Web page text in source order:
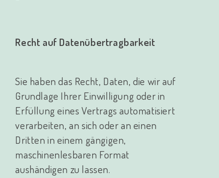
Recht auf Datenübertragbarkeit
Sie haben das Recht, Daten, die wir auf
Grundlage Ihrer Einwilligung oder in
Erfüllung eines Vertrags automatisiert
verarbeiten, an sich oder an einen
Dritten in einem gängigen,
maschinenlesbaren Format
aushändigen zu lassen.